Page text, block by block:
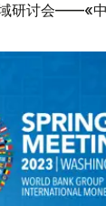
研讨会——«